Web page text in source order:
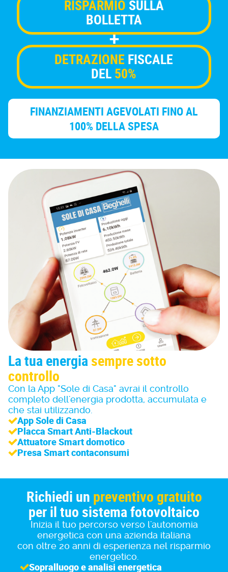
RISPARMIO SULLA
BOLLETTA
+
DETRAZIONE FISCALE
DEL 50%
FINANZIAMENTI AGEVOLATI FINO AL
100% DELLA SPESA
La tua energiasempre sotto
controllo
Con la App "Sole di Casa" avrai il controllo
completo dell'energia prodotta, accumulata e
che stai utilizzando.
App Sole di Casa
Placca Smart Anti-Blackout
Attuatore Smart domotico
Presa Smart contaconsumi
Richiedi un preventivo gratuito
per il tuo sistema fotovoltaico
Inizia il tuo percorso verso l'autonomia
energetica con una azienda italiana
con oltre 20 anni di esperienza nel risparmio
energetico.
Sopralluogo e analisi energetica